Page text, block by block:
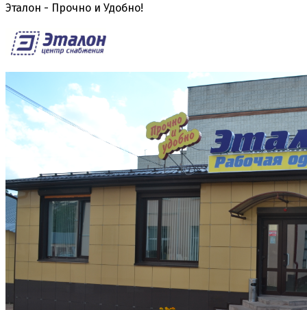
Эталон - Прочно и Удобно!